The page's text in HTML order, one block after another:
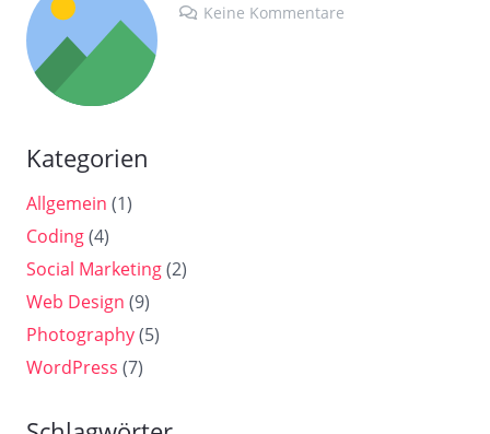
Keine Kommentare
Kategorien
Allgemein (1)
Coding(4)
Social Marketing(2)
Web Design (9)
Photography(5)
WordPress (7)